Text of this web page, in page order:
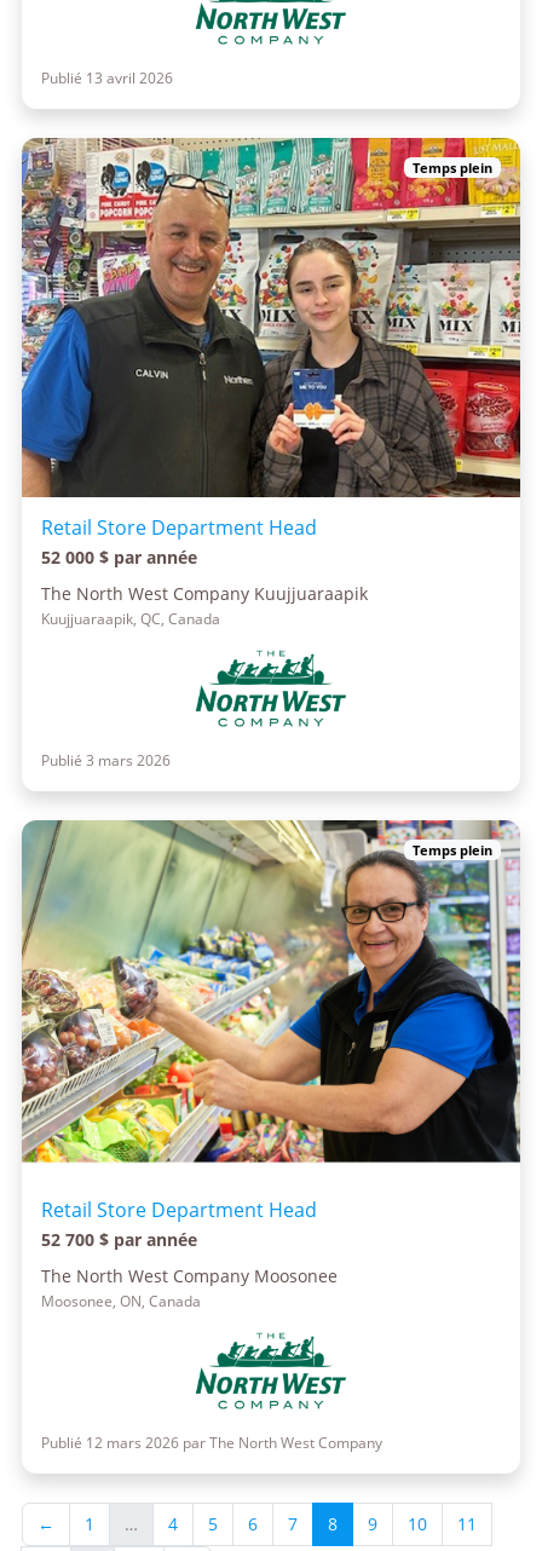
Publié 13 avril 2026
Temps plein
Retail Store Department Head
52 000 $ par année
The North West Company Kuujjuaraapik
Kuujjuaraapik, QC, Canada
Publié 3 mars 2026
Temps plein
Retail Store Department Head
52 700 $ par année
The North West Company Moosonee
Moosonee, ON, Canada
Publié 12 mars 2026 par The North West Company
← 1 … 4 5 6 7 8 9 10 11